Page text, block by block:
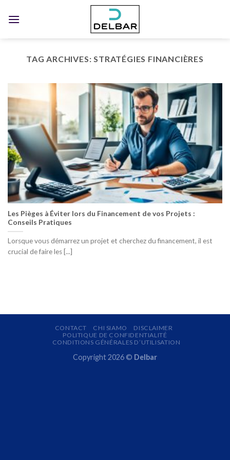
TAG ARCHIVES:STRATÉGIES FINANCIÈRES
Les Pièges à Éviter lors du Financement de vos Projets :
Conseils Pratiques
Lorsque vous démarrez un projet et cherchez du financement, il est
crucial de faire les [...]
CONTACT CHI SIAMO
DISCLAIMER
POLITIQUE DE CONFIDENTIALITÉ
CONDITIONS GÉNÉRALES D’UTILISATION
Copyright 2026 © Delbar